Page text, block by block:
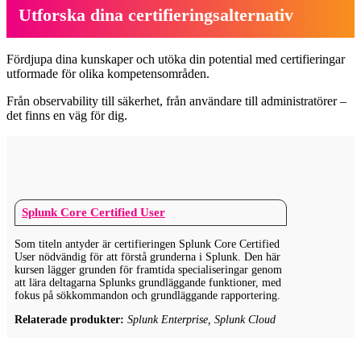
Utforska dina certifieringsalternativ
Fördjupa dina kunskaper och utöka din potential med certifieringar
utformade för olika kompetensområden.
Från observability till säkerhet, från användare till administratörer –
det finns en väg för dig.
Splunk Core Certified User
Som titeln antyder är certifieringen Splunk Core Certified
User nödvändig för att förstå grunderna i Splunk. Den här
kursen lägger grunden för framtida specialiseringar genom
att lära deltagarna Splunks grundläggande funktioner, med
fokus på sökkommandon och grundläggande rapportering.
Relaterade produkter: Splunk Enterprise, Splunk Cloud